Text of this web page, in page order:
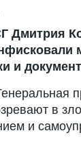
Дмитрия
и
в
и